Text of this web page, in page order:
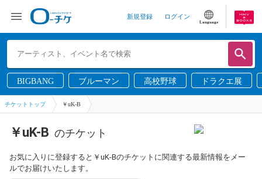
新規登録 ログイン
Language
BIGBANG ブルーマン 高校野球 ドラクエ展
チケットトップ ￥uK-B
￥uK-B のチケット
お気に入りに登録すると￥uK-Bのチケットに関連する最新情報をメー
ルでお届けいたします。